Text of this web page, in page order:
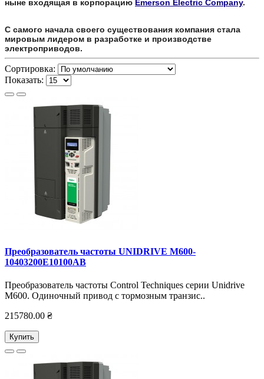
ныне входящая в корпорацию Emerson Electric Company.
С самого начала своего существования компания стала
мировым лидером в разработке и производстве
электроприводов.
Сортировка:
Показать:
Преобразователь частоты UNIDRIVE M600-
10403200E10100AB
Преобразователь частоты Control Techniques серии Unidrive
M600. Одиночный привод с тормозным транзис..
215780.00 ₴
Купить